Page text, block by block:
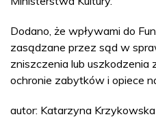
Dodano, że wpływami do
zasądzane przez sąd w
zniszczenia lub
ochronie zabytków i opiece
autor: Katarzyna Krzykowska